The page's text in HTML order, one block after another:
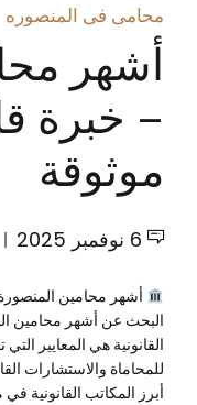
محامى فى المنصوره
أشهر
– خبرة
موثوقة
6 نوفمبر 2025
أشهر محامين
البحث عن أشهر محامين
القانونية هي المعايير
للمحاماة والاستشارات
أبرز المكاتب القانونية